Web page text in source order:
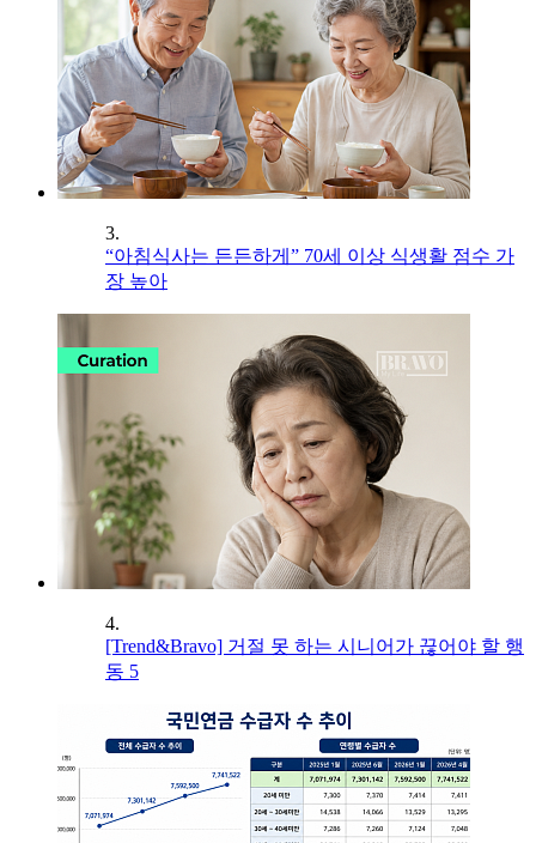
3.
“아침식사는 든든하게” 70세 이상 식생활 점수 가
장 높아
4.
[Trend&Bravo] 거절 못 하는 시니어가 끊어야 할 행
동 5